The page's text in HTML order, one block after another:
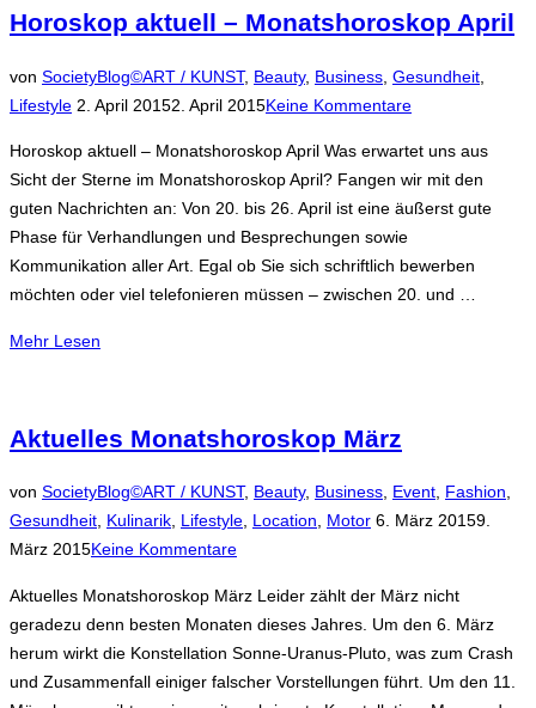
Monatshoroskop
Mai“
Horoskop aktuell – Monatshoroskop April
von SocietyBlog©ART / KUNST, Beauty, Business Gesundheit
LifestyleVeröffentlicht
2. April 20152. April 2015Keine Kommentare
Horoskop aktuell – Monatshoroskop April Was erwartet uns aus
Sicht der Sterne im Monatshoroskop April? Fangen wir mit den
guten Nachrichten an: Von 20. bis 26. April ist eine äußerst gute
Phase für Verhandlungen und Besprechungen sowie
Kommunikation aller Art. Egal ob Sie sich schriftlich bewerben
möchten oder viel telefonieren müssen – zwischen 20. und …
Mehr über
Monatshoroskop
April“
Lesen
Aktuelles Monatshoroskop März
von SocietyBlog©ART / KUNST, Beauty, Business, Event, Fashion,
Gesundheit, Kulinarik, Lifestyle, Location, MotorVeröffentlicht
6. März 20159.
März 2015Keine Kommentare
Aktuelles Monatshoroskop März Leider zählt der März nicht
geradezu denn besten Monaten dieses Jahres. Um den 6. März
herum wirkt die Konstellation Sonne-Uranus-Pluto, was zum Crash
und Zusammenfall einiger falscher Vorstellungen führt. Um den 11.